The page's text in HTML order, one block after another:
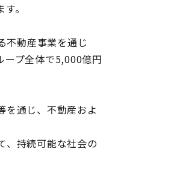
。
不動産事業を通じ
ープ全体で5,000億円
を通じ、不動産およ
、持続可能な社会の